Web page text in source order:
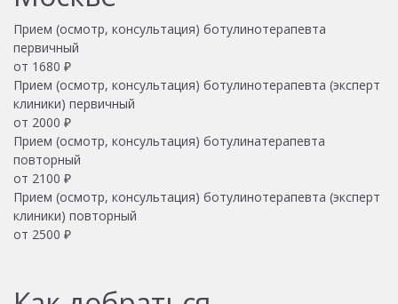
Прием (осмотр, консультация) ботулинотерапевта
первичный
от 1680 ₽
Прием (осмотр, консультация) ботулинотерапевта (эксперт
клиники) первичный
от 2000 ₽
Прием (осмотр, консультация) ботулинатерапевта
повторный
от 2100 ₽
Прием (осмотр, консультация) ботулинотерапевта (эксперт
клиники) повторный
от 2500 ₽